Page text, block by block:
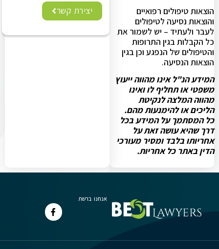
הוצאות טיפולים רפואיים
והוצאות נסיעה לטיפולים
לעבר ולעתיד – יש לשמור את
כל הקבלות בגין התרופות
והטיפולים של הנפגע וכן בגין
הוצאות הנסיעה.
המידע הנ"ל אינו מהווה ייעוץ
משפטי או תחליף לו ואינו
מהווה המלצה לנקיטת
הליכים או להימנעות מהם.
כל המסתמך על המידע בכל
דרך שהיא עושה זאת על
אחריותו בלבד ומסיר מעורכי
הדין באתר כל אחריות.
יצירת קשר
אנחנו ברשת